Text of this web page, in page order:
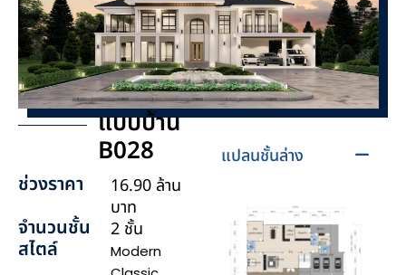
แบบบ้าน
B028
ช่วงราคา
16.90 ล้าน
บาท
จำนวนชั้น 2 ชั้น
สไตล์
Modern
แปลนชั้นล่าง